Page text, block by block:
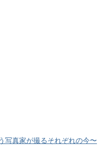
写真家が撮るそれぞれの今〜